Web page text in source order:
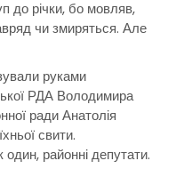
до річки, бо мовляв,
чи змиряться. Але
руками
РДА Володимира
ради Анатолія
свити.
районні депутати.